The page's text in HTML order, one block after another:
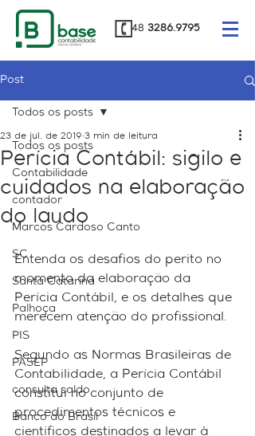
48 3286.9795
Post
Todos os posts
Contabilidade
contador
Marcos Cardoso Canto
SC
Santa Catarina
Palhoça
PIS
PASEP
consulta saldo
Banco do Brasil
Todos os posts
Perícia Contábil: sigilo e
cuidados na elaboração
do laudo
23 de jul. de 2019 3 min de leitura
Entenda os desafios do perito no
momento da elaboração da
Perícia Contábil, e os detalhes que
merecem atenção do profissional.
Segundo as Normas Brasileiras de
Contabilidade, a Perícia Contábil
constitui no conjunto de
procedimentos técnicos e
científicos destinados a levar à